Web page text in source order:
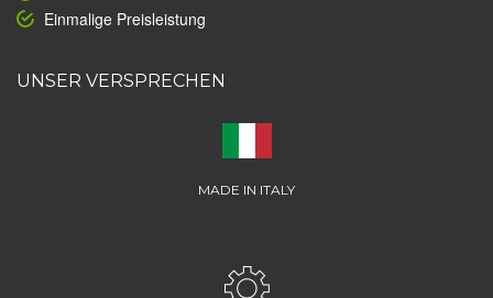
Einmalige Preisleistung
UNSER VERSPRECHEN
MADE IN ITALY